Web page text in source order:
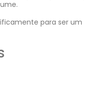
para ser um